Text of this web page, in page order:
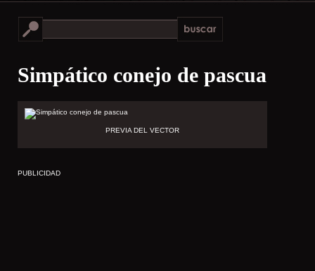
Simpático conejo de pascua
PREVIA DEL VECTOR
PUBLICIDAD